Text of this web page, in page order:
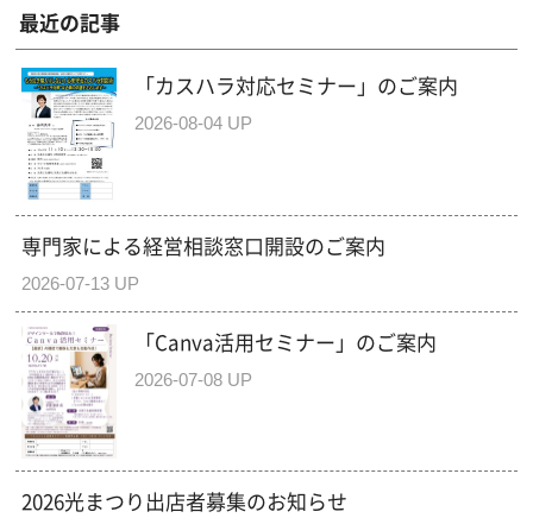
最近の記事
「カスハラ対応セミナー」のご案内
2026-08-04 UP
専門家による経営相談窓口開設のご案内
2026-07-13 UP
「Canva活用セミナー」のご案内
2026-07-08 UP
2026光まつり出店者募集のお知らせ